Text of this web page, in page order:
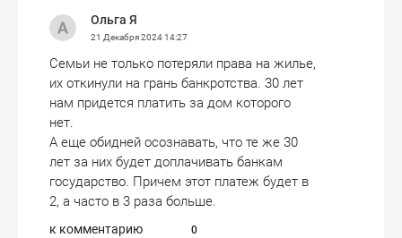
Ольга Я
21 Декабря 202414:27
Семьи не только потеряли права на жилье,
их откинули на грань банкротства. 30 лет
нам придется платить за дом которого
нет.
А еще обидней осознавать, что те же 30
лет за них будет доплачивать банкам
государство. Причем этот платеж будет в
2, а часто в 3 раза больше.
к комментарию 0